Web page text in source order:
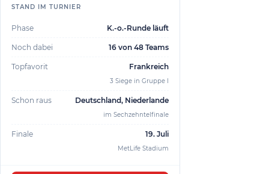
STAND IM TURNIER
Phase K.-o.-Runde läuft
Noch dabei 16 von 48 Teams
Topfavorit Frankreich
3 Siege in Gruppe I
Schon raus Deutschland, Niederlande
im Sechzehntelfinale
Finale 19. Juli
MetLife Stadium